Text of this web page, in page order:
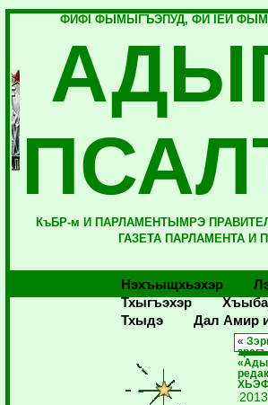
ФИФI ФЫМЫГЪЭПУД, ФИ IЕЙ
КъБР-м И ПАРЛАМЕНТЫМРЭ
ГАЗЕТА ПАРЛАМЕНТА И
Нэхъыщхьэхэр
Тхыгъэхэр
Тхыдэ
Дал Амир
«